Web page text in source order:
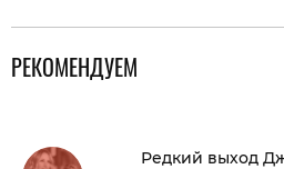
РЕКОМЕНДУЕМ
Редкий выход